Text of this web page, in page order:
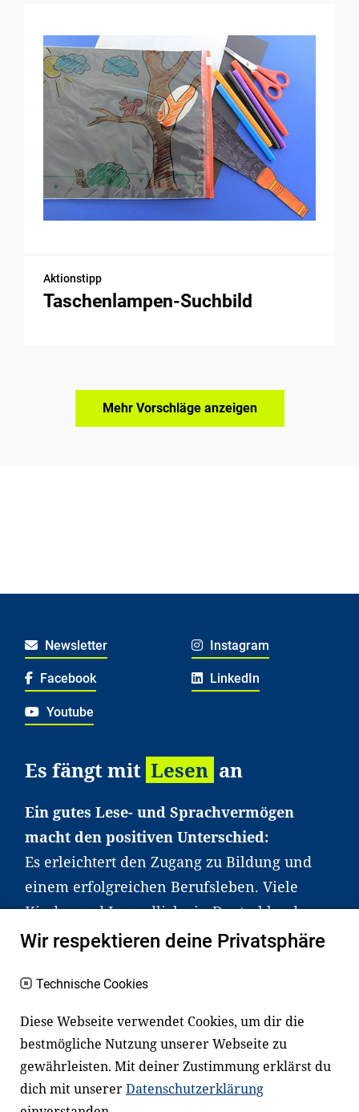
Aktionstipp
Taschenlampen-Suchbild
Mehr Vorschläge anzeigen
Newsletter Instagram
Facebook LinkedIn
Youtube
Es fängt mit Lesen an
Ein gutes Lese- und Sprachvermögen
macht den positiven Unterschied:
Es erleichtert den Zugang zu Bildung und
einem erfolgreichen Berufsleben. Viele
Kinder und Jugendliche in Deutschland
haben aber große Schwierigkeiten dabei.
an Familien sowie an Erzieher*innen,
Fachexpert*innen. Dafür arbeiten wir eng
mit Ministerien, wissenschaftlichen
Einrichtungen, Verbänden, Unternehmen
Wir respektieren deine Privatsphäre
Technische Cookies
Diese Webseite verwendet Cookies, um dir die
bestmögliche Nutzung unserer Webseite zu
gewährleisten. Mit deiner Zustimmung erklärst du
dich mit unsererDatenschutzerklärung